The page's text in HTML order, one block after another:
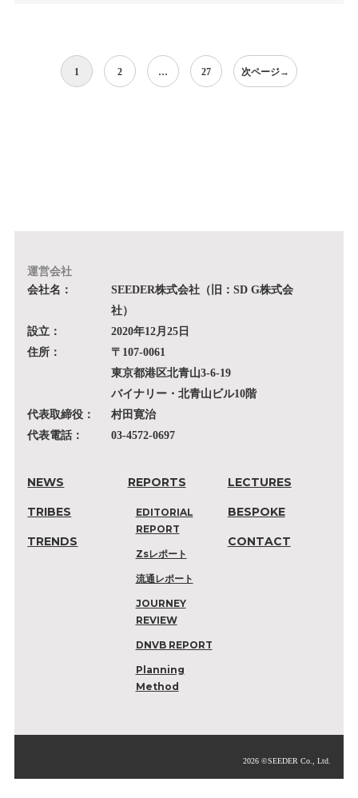
ジ
送
1 2 … 27 次ページ→
運営会社
会社名：
SEEDER株式会社（旧：SD G株式会
社）
設立：
2020年12月25日
住所：
〒107-0061
東京都港区北青山3-6-19
バイナリー・北青山ビル10階
代表取締役：
村田寛治
代表電話：
03-4572-0697
NEWS
TRIBES
TRENDS
REPORTS
EDITORIAL
REPORT
Zsレポート
流通レポート
JOURNEY
REVIEW
DNVB REPORT
Planning
Method
LECTURES
BESPOKE
CONTACT
2026 ©SEEDER Co., Ltd.